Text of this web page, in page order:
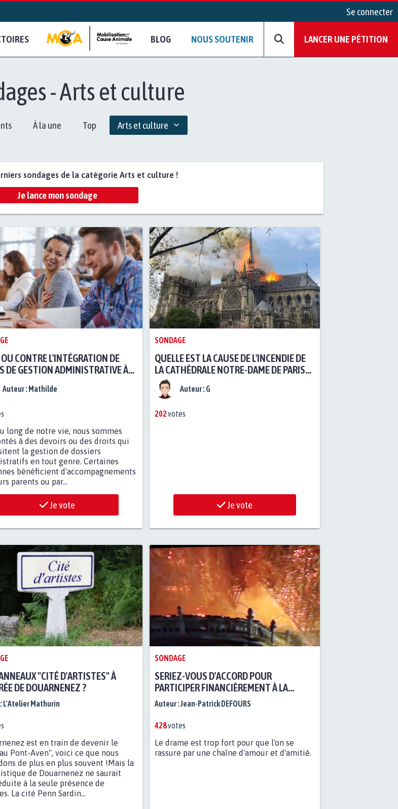
Se connecter
BLOG NOUS SOUTENIR LANCER UNE PÉTITION
- Arts et culture
À la une Top Arts et culture
sondages de la catégorie Arts et culture !
Je lance mon sondage
CONTRE L'INTÉGRATION DE
DE GESTION ADMINISTRATIVE À
Auteur : Mathilde
long de notre vie, nous sommes
à des devoirs ou des droits qui
la gestion de dossiers
en tout genre. Certaines
bénéficient d'accompagnements
parents ou par...
Je vote
SONDAGE
QUELLE EST LA CAUSE DE L'INCENDIE DE
LA CATHÉDRALE NOTRE-DAME DE PARIS
SELON VOUS ?
Auteur : G
202votes
Je vote
"CITÉ D'ARTISTES" À
DE DOUARNENEZ ?
L'Atelier Mathurin
est en train de devenir le
Pont-Aven", voici ce que nous
de plus en plus souvent !Mais la
de Douarnenez ne saurait
à la seule présence de
La cité Penn Sardin...
SONDAGE
SERIEZ-VOUS D'ACCORD POUR
PARTICIPER FINANCIÈREMENT À LA
RECONSTRUCTION DE NOTRE DAME DE
?
Auteur :Jean-Patrick DEFOURS
428votes
Le drame est trop fort pour que l'on se
rassure par une chaîne d'amour et d'amitié.